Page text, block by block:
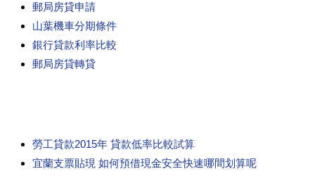
郵局房貸申請
山葉機車分期條件
銀行貸款利率比較
郵局房貸轉貸
勞工貸款2015年 貸款低率比較試算
宜蘭支票貼現 如何預借現金安全快速哪間划算呢